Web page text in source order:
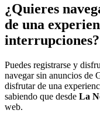
¿Quieres
de una
interrupciones?
Puedes registrarse y
navegar sin anuncios de
disfrutar de una
sabiendo que desde La
web.